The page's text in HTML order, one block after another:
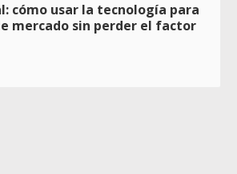
cómo usar la tecnología para
mercado sin perder el factor